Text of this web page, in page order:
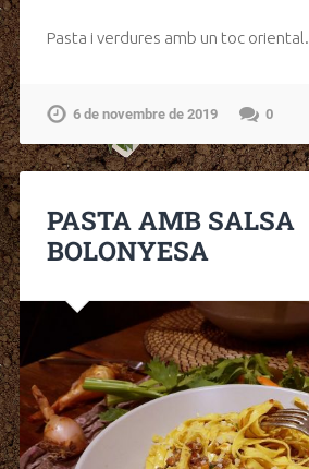
Pasta i verdures amb un toc oriental.
6 de novembre de 2019 0
PASTA AMB SALSA
BOLONYESA